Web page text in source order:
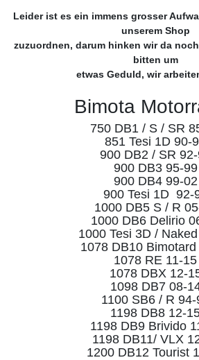
Leider ist es ein immens grosser
unserem Shop
zuzuordnen, darum hinken wir da
bitten um
etwas Geduld, wir
Bimota
750 DB1 / S / SR
851 Tesi 1D 90-
900 DB2 / SR
900 DB3 95-99
900 DB4 99-02
900 Tesi 1D 92-
1000 DB5 S / R
1000 DB6 Delirio
1000 Tesi 3D /
1078 DB10 Bimotard
1078 RE 11-15
1078 DBX 12-
1098 DB7 08-
1100 SB6 / R 94-
1198 DB8 12-
1198 DB9 Brivido
1198 DB11/ VLX
1200 DB12 Tourist